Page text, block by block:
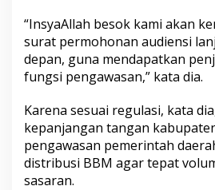
“InsyaAllah besok kami akan
surat permohonan audiensi
depan, guna mendapatkan
fungsi pengawasan,” kata dia.
Karena sesuai regulasi, kata
kepanjangan tangan
pengawasan pemerintah
distribusi BBM agar tepat
sasaran.